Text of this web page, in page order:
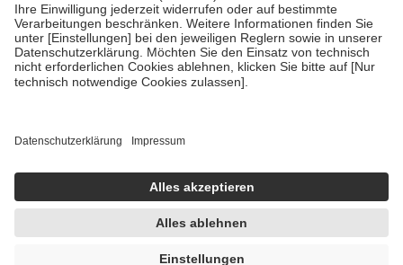
• Untersuchungen zur Vorsorge und Früherkennung, die von der
GKV getragen werden
• empfohlenen Schutzimpfungen
• Harn- und Blutteststreifen
getroffen, um sicherzustellen, dass es sich um echte Bewertungen
https://help.etrusted.com/hc/de/articles/4419944605341
Einige Bilder und Inhalte wurden unter Zuhilfenahme künstlicher